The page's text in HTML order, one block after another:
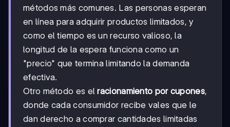
métodos más comunes. Las personas esperan
en línea para adquirir productos limitados, y
como el tiempo es un recurso valioso, la
longitud de la espera funciona como un
"precio" que termina limitando la demanda
efectiva.
Otro método es elracionamiento por cupones,
donde cada consumidor recibe vales que le
dan derecho a comprar cantidades limitadas